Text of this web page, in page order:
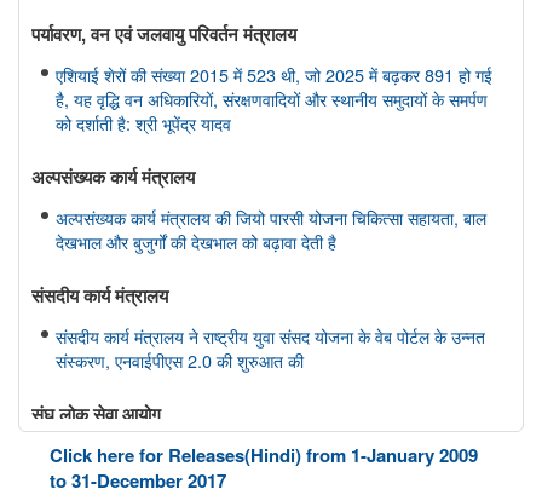
पर्यावरण, वन एवं जलवायु परिवर्तन मंत्रालय
एशियाई शेरों की संख्या 2015 में 523 थी, जो 2025 में बढ़कर 891 हो गई
है, यह वृद्धि वन अधिकारियों, संरक्षणवादियों और स्थानीय समुदायों के समर्पण
को दर्शाती है: श्री भूपेंद्र यादव
अल्‍पसंख्‍यक कार्य मंत्रालय
अल्पसंख्यक कार्य मंत्रालय की जियो पारसी योजना चिकित्सा सहायता, बाल
देखभाल और बुजुर्गों की देखभाल को बढ़ावा देती है
संसदीय कार्य मंत्रालय
संसदीय कार्य मंत्रालय ने राष्ट्रीय युवा संसद योजना के वेब पोर्टल के उन्नत
संस्करण, एनवाईपीएस 2.0 की शुरुआत की
संघ लोक सेवा आयोग
भारत सरकार में विभिन्न पदों पर सीधी भर्ती
Click here for Releases(Hindi) from 1-January 2009
to 31-December 2017